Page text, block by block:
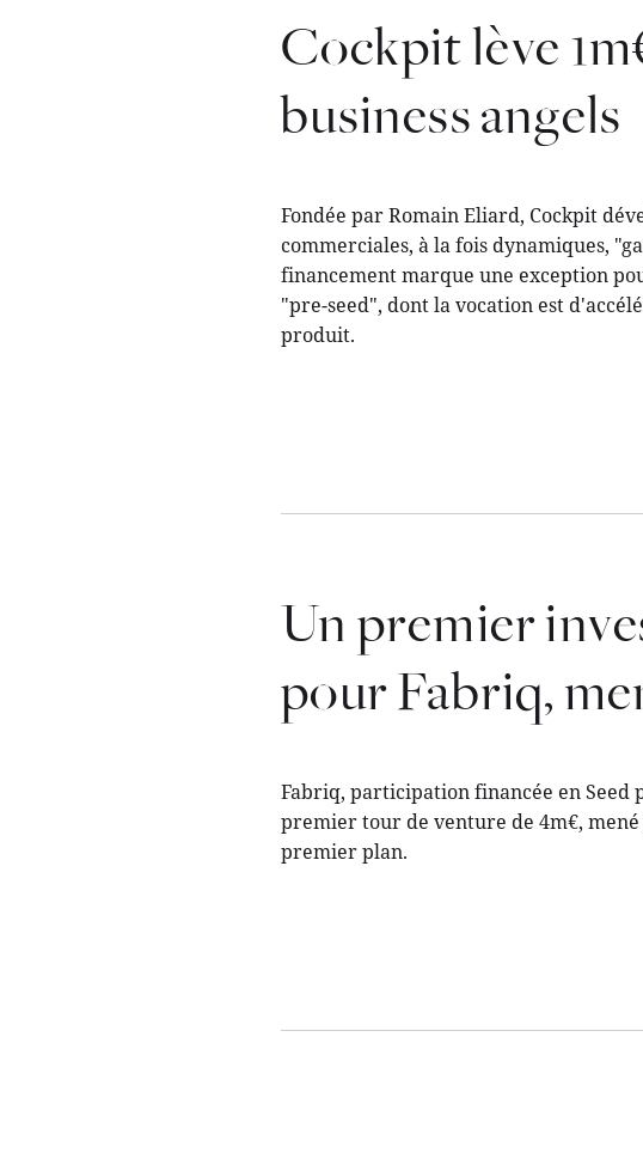
Cockpit lève
business angels
Fondée par Romain Eliard, Cockpit
commerciales, à la fois dynamiques,
financement marque une exception
"pre-seed", dont la vocation est
produit.
Un premier
pour Fabriq,
Fabriq, participation financée en Seed
premier tour de venture de 4m€,
premier plan.